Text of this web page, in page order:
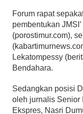
Forum rapat
pembentukan
(porostimur.com),
Lekatompessy
Bendahara.
Sedangkan posisi
oleh jurnalis Senior
Ekspres, Nasri